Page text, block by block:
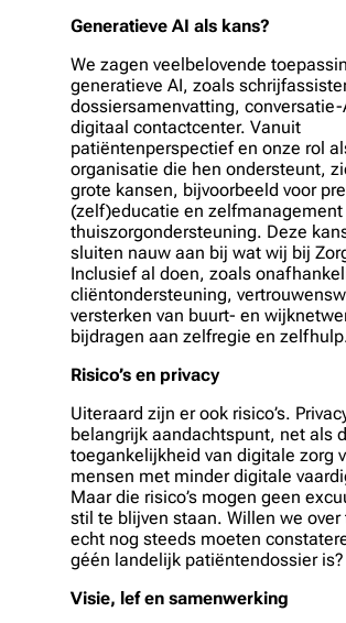
Generatieve AI als kans?
We zagen veelbelovende
generatieve AI, zoals
dossiersamenvatting, conversatie-
digitaal contactcenter. Vanuit
patiëntenperspectief en onze rol
organisatie die hen ondersteunt,
grote kansen, bijvoorbeeld voor
(zelf)educatie en zelfmanagement
thuiszorgondersteuning. Deze
sluiten nauw aan bij wat wij bij
Inclusief al doen, zoals
cliëntondersteuning,
versterken van buurt- en
bijdragen aan zelfregie en
Risico’s en privacy
Uiteraard zijn er ook risico’s.
belangrijk aandachtspunt, net als
toegankelijkheid van digitale zorg
mensen met minder digitale
Maar die risico’s mogen geen
stil te blijven staan. Willen we over
echt nog steeds moeten
géén landelijk patiëntendossier is?
Visie, lef en samenwerking